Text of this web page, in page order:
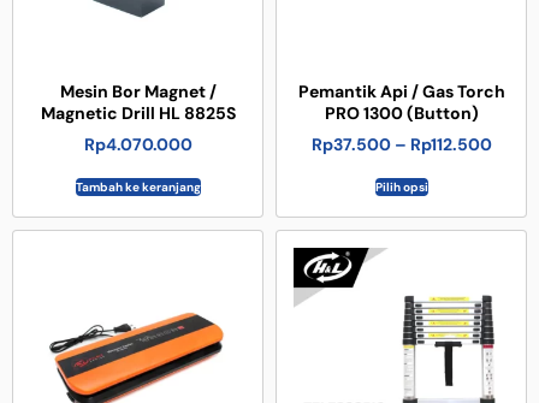
Mesin Bor Magnet /
Magnetic Drill HL 8825S
Rp4.070.000
Tambah ke keranjang
Pemantik Api / Gas Torch
PRO 1300 (Button)
Rp37.500 – Rp112.500
Pilih opsi